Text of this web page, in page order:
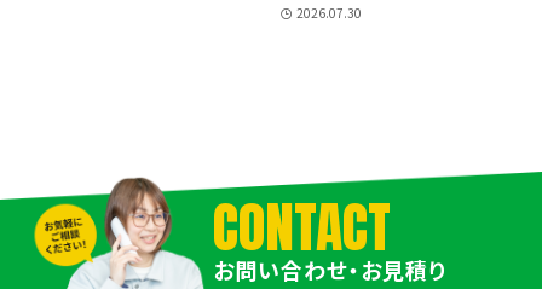
2026.07.30
CONTACT
お問い合わせ・お見積り